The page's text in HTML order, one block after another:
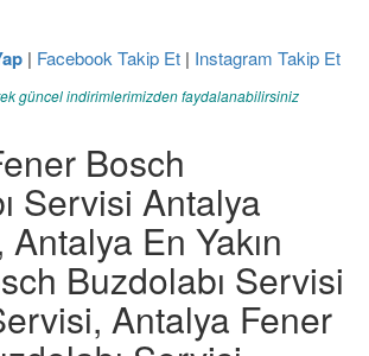
| Facebook Takip Et| Instagram Takip Et
güncel indirimlerimizden faydalanabilirsiniz
Bosch
Servisi Antalya
En Yakın
Buzdolabı Servisi
Antalya Fener